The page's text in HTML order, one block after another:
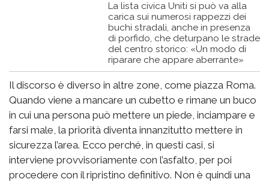
La lista civica Uniti si può va alla
carica sui numerosi rappezzi dei
buchi stradali, anche in presenza
di porfido, che deturpano le strade
del centro storico: «Un modo di
riparare che appare aberrante»
Il discorso è diverso in altre zone, come piazza Roma.
Quando viene a mancare un cubetto e rimane un buco
in cui una persona può mettere un piede, inciampare e
farsi male, la priorità diventa innanzitutto mettere in
sicurezza l’area. Ecco perché, in questi casi, si
interviene provvisoriamente con l’asfalto, per poi
procedere con il ripristino definitivo. Non è quindi una